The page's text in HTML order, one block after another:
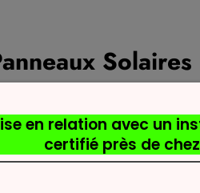
Solaires
ou des
des températures
plus fréquents durant les
de surchauffe et